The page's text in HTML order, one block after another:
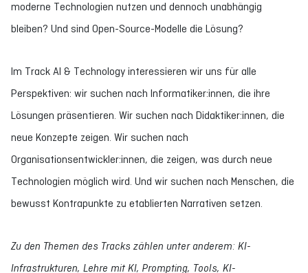
moderne Technologien nutzen und dennoch unabhängig
bleiben? Und sind Open-Source-Modelle die Lösung?
Im Track AI & Technology interessieren wir uns für alle
Perspektiven: wir suchen nach Informatiker:innen, die ihre
Lösungen präsentieren. Wir suchen nach Didaktiker:innen, die
neue Konzepte zeigen. Wir suchen nach
Organisationsentwickler:innen, die zeigen, was durch neue
Technologien möglich wird. Und wir suchen nach Menschen, die
bewusst Kontrapunkte zu etablierten Narrativen setzen.
Zu den Themen des Tracks zählen unter anderem: KI-
Infrastrukturen, Lehre mit KI, Prompting, Tools, KI-